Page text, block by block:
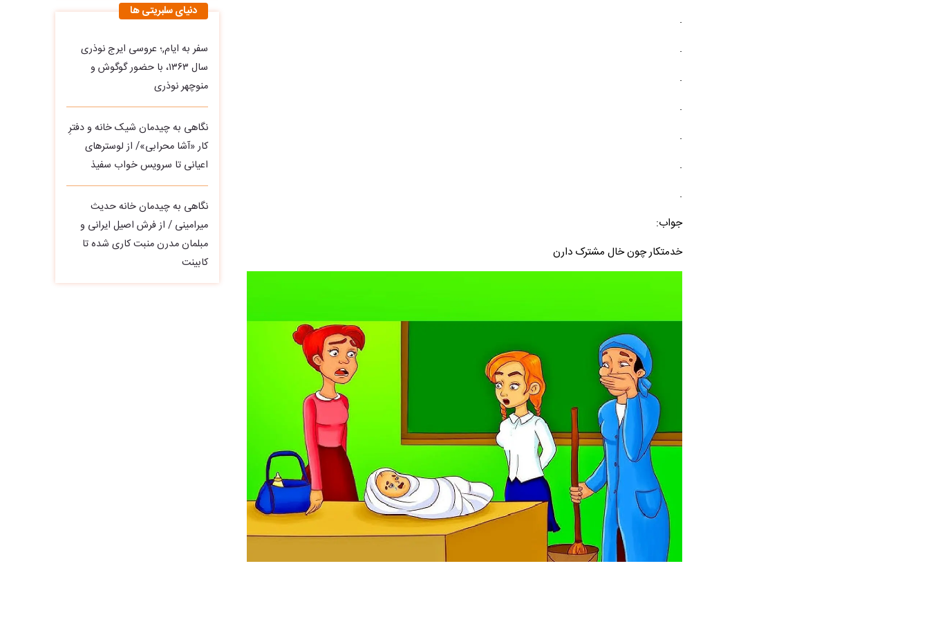
.
.
.
.
.
.
.
جواب:
خدمتکار چون خال مشترک دارن
دنیای سلبریتی ها
سفر به ایام,؛ عروسی ایرج نوذری
سال ۱۳۶۳، با حضور گوگوش و
منوچهر نوذری
نگاهی به چیدمان شیک خانه و دفترِ
کار «آشا محرابی»/ از لوسترهای
اعیانی تا سرویس خواب سفیذ
نگاهی به چیدمان خانه حدیث
میرامینی / از فرش اصیل ایرانی و
مبلمان مدرن منبت‌ کاری‌ شده تا
کابینت